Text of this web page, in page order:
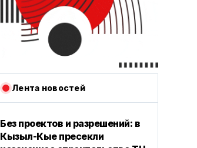
Лента новостей
Без проектов и разрешений: в
Кызыл-Кые пресекли